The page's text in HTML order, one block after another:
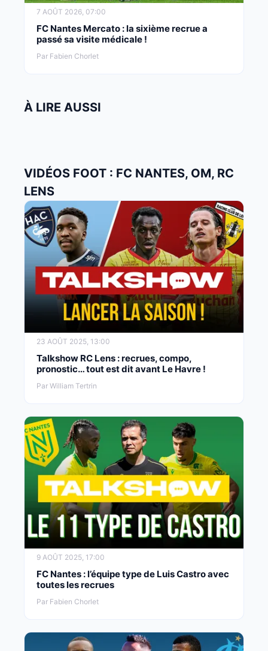
7 AOÛT 2026, 07:00
FC Nantes Mercato : la sixième recrue a
passé sa visite médicale !
Par Fabien Chorlet
À LIRE AUSSI
VIDÉOS FOOT : FC NANTES, OM, RC
LENS
23 AOÛT 2025, 13:00
Talkshow RC Lens : recrues, compo,
pronostic… tout est dit avant Le Havre !
Par William Tertrin
9 AOÛT 2025, 17:00
FC Nantes : l’équipe type de Luis Castro avec
toutes les recrues
Par Fabien Chorlet